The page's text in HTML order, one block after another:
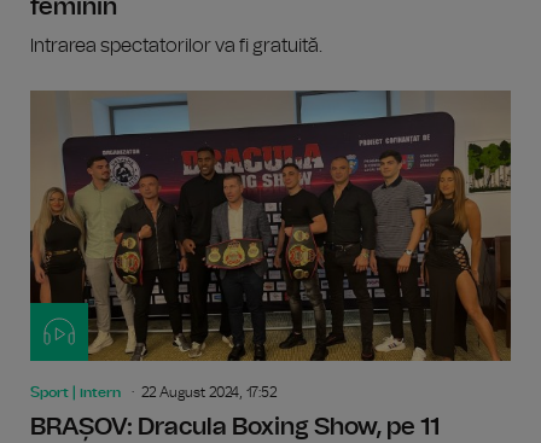
feminin
Intrarea spectatorilor va fi gratuită.
Sport | intern 22 August 2024, 17:52
BRAȘOV: Dracula Boxing Show, pe 11